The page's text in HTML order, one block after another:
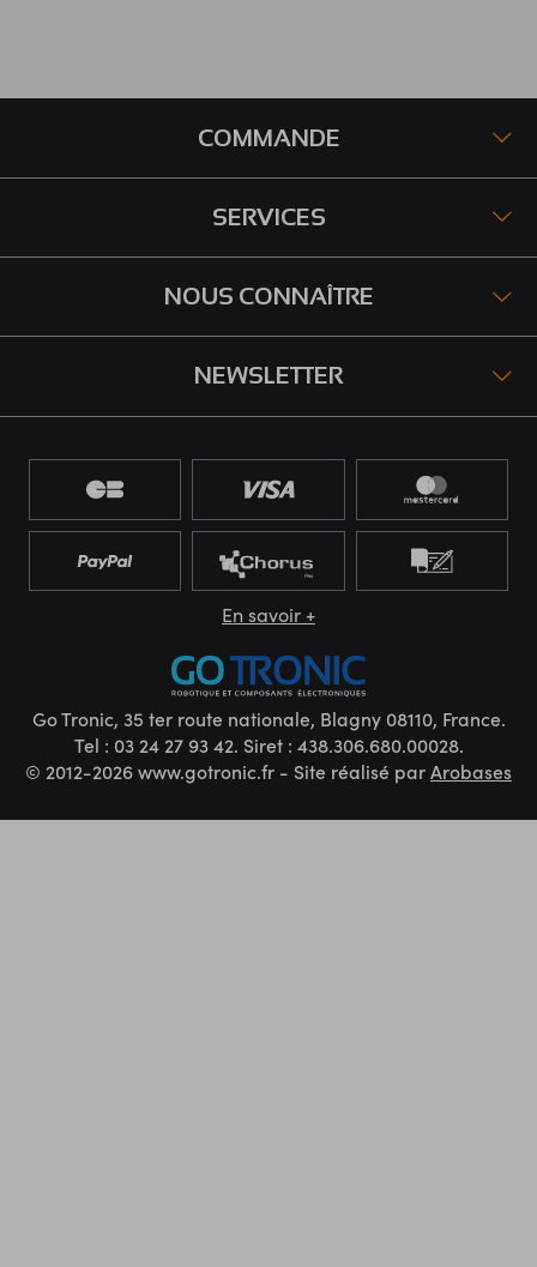
COMMANDE
SERVICES
NOUS CONNAÎTRE
NEWSLETTER
En savoir +
Go Tronic, 35 ter route nationale, Blagny 08110, France.
Tel : 03 24 27 93 42. Siret : 438.306.680.00028.
© 2012-2026 www.gotronic.fr - Site réalisé parArobases